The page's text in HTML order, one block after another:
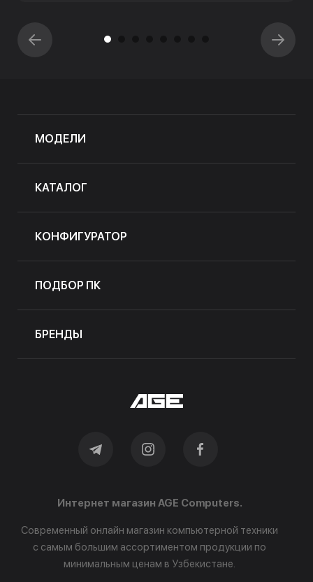
МОДЕЛИ
КАТАЛОГ
КОНФИГУРАТОР
ПОДБОР ПК
БРЕНДЫ
Интернет магазин AGE Computers.
Современный онлайн магазин компьютерной техники
с самым большим ассортиментом продукции по
минимальным ценам в Узбекистане.